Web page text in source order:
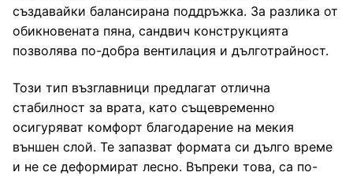
създавайки балансирана поддръжка. За разлика от
обикновената пяна, сандвич конструкцията
позволява по-добра вентилация и дълготрайност.
Този тип възглавници предлагат отлична
стабилност за врата, като същевременно
осигуряват комфорт благодарение на мекия
външен слой. Те запазват формата си дълго време
и не се деформират лесно. Въпреки това, са по-